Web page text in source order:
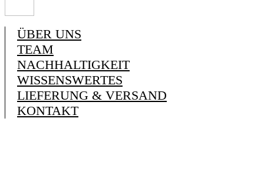
ÜBER UNS
TEAM
NACHHALTIGKEIT
WISSENSWERTES
LIEFERUNG & VERSAND
KONTAKT